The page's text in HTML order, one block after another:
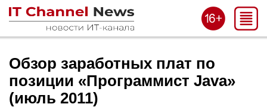
Обзор заработных плат по
позиции «Программист Java»
(июль 2011)